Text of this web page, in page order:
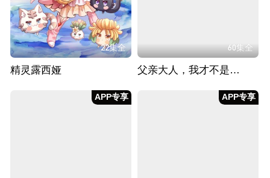
22集全
精灵露西娅
60集全
父亲大人，我才不是炮灰女配
APP专享 APP专享